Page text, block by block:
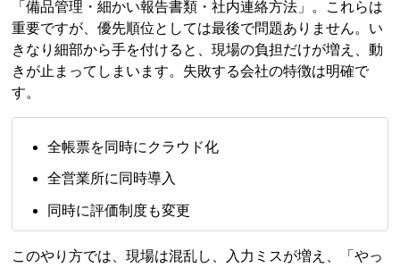
「備品管理・細かい報告書類・社内連絡方法」。これらは
重要ですが、優先順位としては最後で問題ありません。い
きなり細部から手を付けると、現場の負担だけが増え、動
きが止まってしまいます。失敗する会社の特徴は明確で
す。
全帳票を同時にクラウド化
全営業所に同時導入
同時に評価制度も変更
このやり方では、現場は混乱し、入力ミスが増え、「やっ